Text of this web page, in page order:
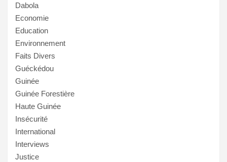
Dabola
Economie
Education
Environnement
Faits Divers
Guéckédou
Guinée
Guinée Forestière
Haute Guinée
Insécurité
International
Interviews
Justice